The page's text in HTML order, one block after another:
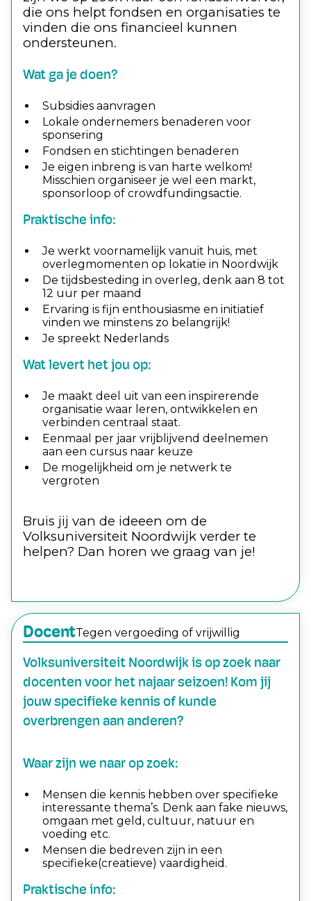
die ons helpt fondsen en organisaties te
vinden die ons financieel kunnen
ondersteunen.
Wat ga je doen?
Subsidies aanvragen
Lokale ondernemers benaderen voor
sponsering
Fondsen en stichtingen benaderen
Je eigen inbreng is van harte welkom!
Misschien organiseer je wel een markt,
sponsorloop of crowdfundingsactie.
Praktische info:
Je werkt voornamelijk vanuit huis, met
overlegmomenten op lokatie in Noordwijk
De tijdsbesteding in overleg, denk aan 8 tot
12 uur per maand
Ervaring is fijn enthousiasme en initiatief
vinden we minstens zo belangrijk!
Je spreekt Nederlands
Wat levert het jou op:
Je maakt deel uit van een inspirerende
organisatie waar leren, ontwikkelen en
verbinden centraal staat.
Eenmaal per jaar vrijblijvend deelnemen
aan een cursus naar keuze
De mogelijkheid om je netwerk te
vergroten
Bruis jij van de ideeen om de
Volksuniversiteit Noordwijk verder te
helpen? Dan horen we graag van je!
DocentTegen vergoeding of vrijwillig
Volksuniversiteit Noordwijk is op zoek naar
docenten voor het najaar seizoen! Kom jij
jouw specifieke kennis of kunde
overbrengen aan anderen?
Waar zijn we naar op zoek:
Mensen die kennis hebben over specifieke
interessante thema’s. Denk aan fake nieuws,
omgaan met geld, cultuur, natuur en
voeding etc.
Mensen die bedreven zijn in een
specifieke(creatieve) vaardigheid.
Praktische info: